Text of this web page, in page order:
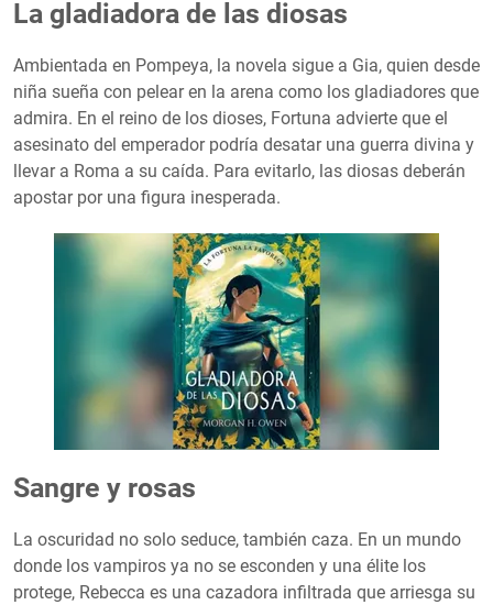
La gladiadora de las diosas
Ambientada en Pompeya, la novela sigue a Gia, quien desde
niña sueña con pelear en la arena como los gladiadores que
admira. En el reino de los dioses, Fortuna advierte que el
asesinato del emperador podría desatar una guerra divina y
llevar a Roma a su caída. Para evitarlo, las diosas deberán
apostar por una figura inesperada.
Sangre y rosas
La oscuridad no solo seduce, también caza. En un mundo
donde los vampiros ya no se esconden y una élite los
protege, Rebecca es una cazadora infiltrada que arriesga su